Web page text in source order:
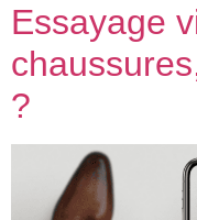
Essayage
?